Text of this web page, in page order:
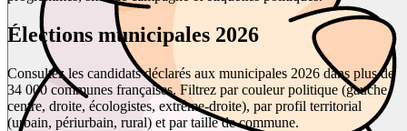
Élections municipales 2026
Consultez les candidats déclarés aux municipales 2026 dans plus de
34 000 communes françaises. Filtrez par couleur politique (gauche,
centre, droite, écologistes, extrême-droite), par profil territorial
(urbain, périurbain, rural) et par taille de commune.